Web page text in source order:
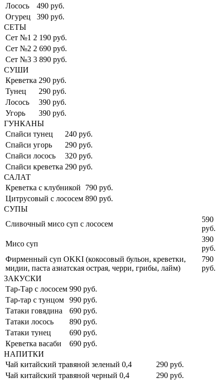
Лосось
490 руб.
Огурец
390 руб.
СЕТЫ
Сет №1 2 190 руб.
Сет №2 2 690 руб.
Сет №3 3 890 руб.
СУШИ
Креветка 290 руб.
Тунец
290 руб.
Лосось
390 руб.
Угорь
390 руб.
ГУНКАНЫ
Спайси тунец
240 руб.
Спайси угорь
290 руб.
Спайси лосось
320 руб.
Спайси креветка 290 руб.
САЛАТ
Креветка с клубникой
790 руб.
Цитрусовый с лососем 890 руб.
СУПЫ
Сливочный мисо суп с лососем
590
руб.
Мисо суп
390
руб.
Фирменный суп OKKI (кокосовый бульон, креветки,
мидии, паста азиатская острая, черри, грибы, лайм)
790
руб.
ЗАКУСКИ
Тар-Тар с лососем 990 руб.
Тар-тар с тунцом
990 руб.
Татаки говядина
690 руб.
Татаки лосось
890 руб.
Татаки тунец
690 руб.
Креветка васаби
690 руб.
НАПИТКИ
Чай китайский травяной зеленый 0,4
290 руб.
Чай китайский травяной черный 0,4
290 руб.